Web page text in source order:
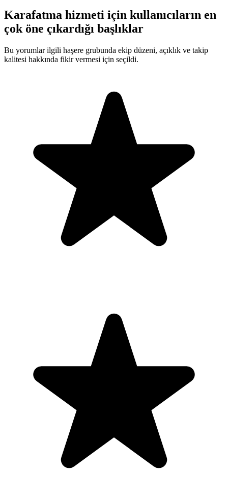
Karafatma hizmeti için kullanıcıların en
çok öne çıkardığı başlıklar
Bu yorumlar ilgili haşere grubunda ekip düzeni, açıklık ve takip
kalitesi hakkında fikir vermesi için seçildi.